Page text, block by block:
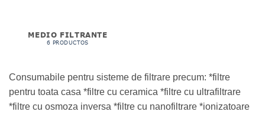
MEDIO FILTRANTE
6 PRODUCTOS
Consumabile pentru sisteme de filtrare precum: *filtre
pentru toata casa *filtre cu ceramica *filtre cu ultrafiltrare
*filtre cu osmoza inversa *filtre cu nanofiltrare *ionizatoare